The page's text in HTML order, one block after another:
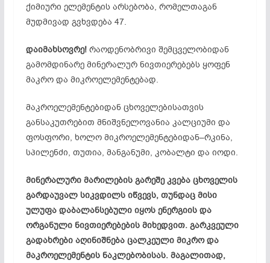
ქიმიური ელემენტის არსებობა, რომელთაგან
მუდმივად გვხვდება 47.
დაიმახსოვრე!რაოდენობრივი შემცველობიდან
გამომდინარე მინერალურ ნივთიერებებს ყოფენ
მაკრო და მიკროელემენტებად.
მაკროელემენტებიდან ცხოველებისათვის
განსაკუთრებით მნიშვნელოვანია კალციუმი და
ფოსფორი, ხოლო მიკროელემენტებიდან–რკინა,
სპილენძი, თუთია, მანგანუმი, კობალტი და იოდი.
მინერალური მარილების გარეშე კვება ცხოველის
გარდაუვალ სიკვდილს იწვევს, თუნდაც მისი
ულუფა დაბალანსებული იყოს ენერგიის და
ორგანული ნივთიერებების მიხედვით. გარკვეული
გადახრები აღინიშნება ცალკეული მიკრო და
მაკროელემენტის ნაკლებობისას. მაგალითად,